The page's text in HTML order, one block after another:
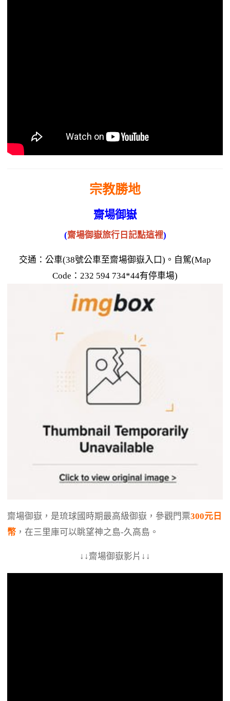
宗教勝地
齋場御嶽
(齋場御嶽旅行日記點這裡)
交通：公車(38號公車至齋場御嶽入口)。自駕(Map
Code：232 594 734*44有停車場)
齋場御嶽，是琉球國時期最高級御嶽，參觀門票300元日
幣 ，在三里庫可以眺望神之島-久高島。
↓↓齋場御嶽影片↓↓